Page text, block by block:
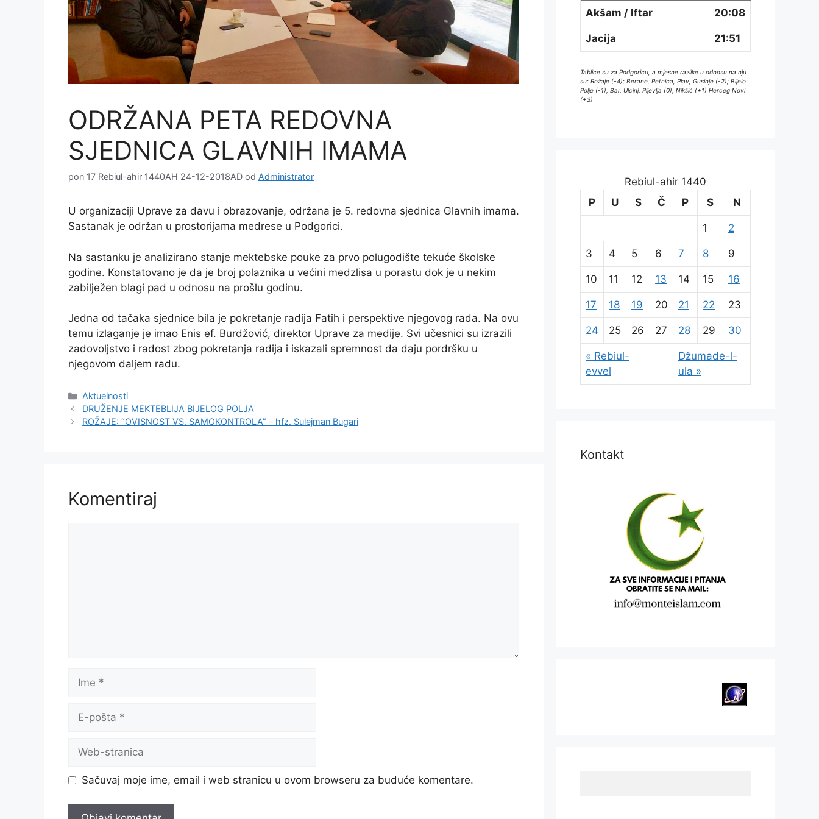
ODRŽANA PETA REDOVNA
SJEDNICA GLAVNIH IMAMA
pon 17 Rebiul-ahir 1440AH 24-12-2018AD od Administrator
U organizaciji Uprave za davu i obrazovanje, održana je 5. redovna sjednica Glavnih imama.
Sastanak je održan u prostorijama medrese u Podgorici.
Na sastanku je analizirano stanje mektebske pouke za prvo polugodište tekuće školske
godine. Konstatovano je da je broj polaznika u većini medzlisa u porastu dok je u nekim
zabilježen blagi pad u odnosu na prošlu godinu.
Jedna od tačaka sjednice bila je pokretanje radija Fatih i perspektive njegovog rada. Na ovu
temu izlaganje je imao Enis ef. Burdžović, direktor Uprave za medije. Svi učesnici su izrazili
zadovoljstvo i radost zbog pokretanja radija i iskazali spremnost da daju pordršku u
njegovom daljem radu.
Kategorije
Aktuelnosti
DRUŽENJE MEKTEBLIJA BIJELOG POLJA
ROŽAJE: “OVISNOST VS. SAMOKONTROLA” – hfz. Sulejman Bugari
Komentiraj
Ime
pošta
Web-
Sačuvaj moje ime, email i web stranicu u ovom browseru za buduće komentare.
Akšam / Iftar 20:08
Jacija 21:51
Tablice su za Podgoricu, a mjesne razlike u odnosu na nju
su: Rožaje (-4); Berane, Petnica, Plav, Gusinje (-2); Bijelo
Polje (-1), Bar, Ulcinj, Pljevlja (0), Nikšić (+1) Herceg Novi
(+3)
Rebiul-ahir 1440
P
U S Č P S N
« Rebiul-
evvel
Džumade-l-
ula »
1 2
3 4 5 6 7 8 9
10 11 12 13 14 15 16
17 18 19 20 21 22 23
24 25 26 27 28 29 30
Kontakt